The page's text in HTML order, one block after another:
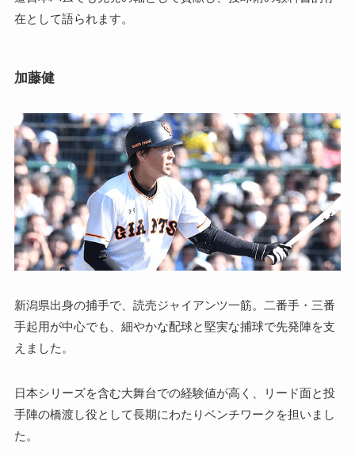
在として語られます。
加藤健
新潟県出身の捕手で、読売ジャイアンツ一筋。二番手・三番
手起用が中心でも、細やかな配球と堅実な捕球で先発陣を支
えました。
日本シリーズを含む大舞台での経験値が高く、リード面と投
手陣の橋渡し役として長期にわたりベンチワークを担いまし
た。